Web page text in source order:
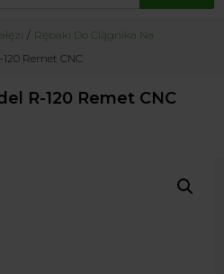
pokaż numer
Rębaki Do Ciągnika Na
Remet CNC
R-120 Remet CNC